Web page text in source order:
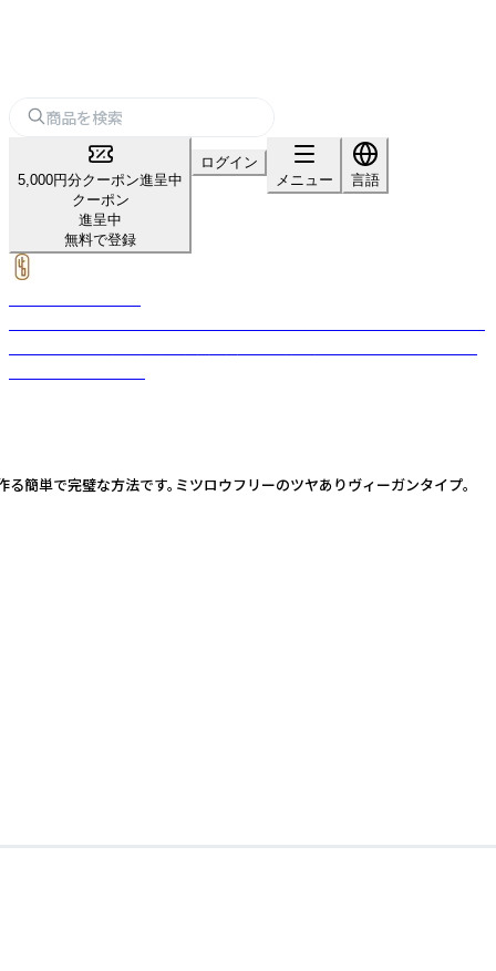
5,000円分クーポン進呈中
クーポン
進呈中
無料で登録
ログイン
メニュー
言語
簡単で完璧な方法です。ミツロウフリーのツヤありヴィーガンタイプ。